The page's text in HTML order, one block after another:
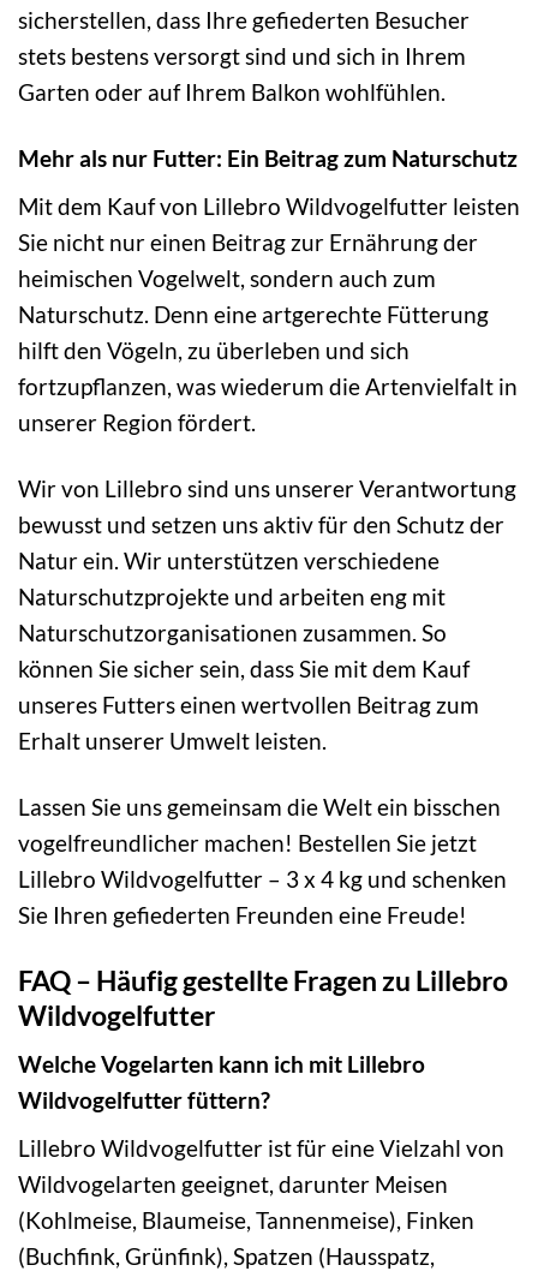
sicherstellen, dass Ihre gefiederten Besucher
stets bestens versorgt sind und sich in Ihrem
Garten oder auf Ihrem Balkon wohlfühlen.
Mehr als nur Futter: Ein Beitrag zum Naturschutz
Mit dem Kauf von Lillebro Wildvogelfutter leisten
Sie nicht nur einen Beitrag zur Ernährung der
heimischen Vogelwelt, sondern auch zum
Naturschutz. Denn eine artgerechte Fütterung
hilft den Vögeln, zu überleben und sich
fortzupflanzen, was wiederum die Artenvielfalt in
unserer Region fördert.
Wir von Lillebro sind uns unserer Verantwortung
bewusst und setzen uns aktiv für den Schutz der
Natur ein. Wir unterstützen verschiedene
Naturschutzprojekte und arbeiten eng mit
Naturschutzorganisationen zusammen. So
können Sie sicher sein, dass Sie mit dem Kauf
unseres Futters einen wertvollen Beitrag zum
Erhalt unserer Umwelt leisten.
Lassen Sie uns gemeinsam die Welt ein bisschen
vogelfreundlicher machen! Bestellen Sie jetzt
Lillebro Wildvogelfutter – 3 x 4 kg und schenken
Sie Ihren gefiederten Freunden eine Freude!
FAQ – Häufig gestellte Fragen zu Lillebro
Wildvogelfutter
Welche Vogelarten kann ich mit Lillebro
Wildvogelfutter füttern?
Lillebro Wildvogelfutter ist für eine Vielzahl von
Wildvogelarten geeignet, darunter Meisen
(Kohlmeise, Blaumeise, Tannenmeise), Finken
(Buchfink, Grünfink), Spatzen (Hausspatz,